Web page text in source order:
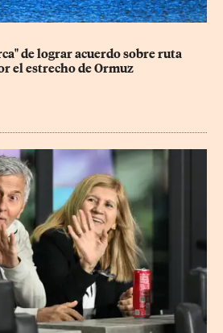
de lograr acuerdo sobre ruta
el estrecho de Ormuz